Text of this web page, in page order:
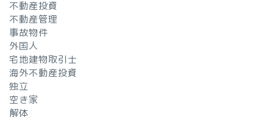
不動産投資
不動産管理
事故物件
外国人
宅地建物取引士
海外不動産投資
独立
空き家
解体